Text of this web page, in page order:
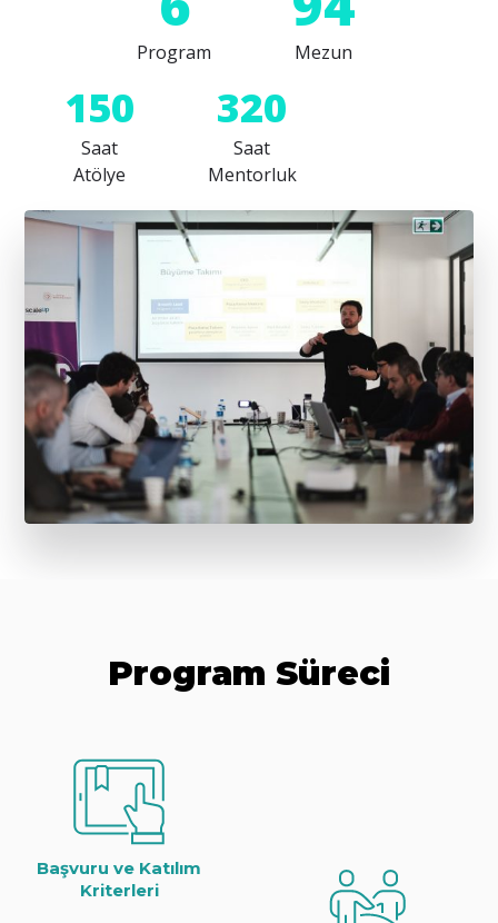
Program Mezun
150
Saat
Atölye
320
Saat
Mentorluk
Program Süreci
Başvuru ve Katılım
Kriterleri